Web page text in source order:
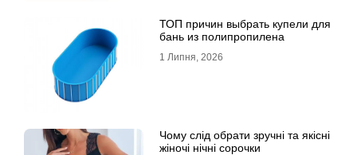
ТОП причин выбрать купели для
бань из полипропилена
1 Липня, 2026
Чому слід обрати зручні та якісні
жіночі нічні сорочки